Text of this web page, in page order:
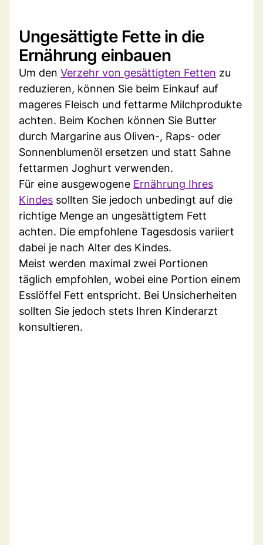
Ungesättigte Fette in die
Ernährung einbauen
Um den Verzehr von gesättigten Fetten zu
reduzieren, können Sie beim Einkauf auf
mageres Fleisch und fettarme Milchprodukte
achten. Beim Kochen können Sie Butter
durch Margarine aus Oliven-, Raps- oder
Sonnenblumenöl ersetzen und statt Sahne
fettarmen Joghurt verwenden.
Für eine ausgewogene Ernährung Ihres
Kindes sollten Sie jedoch unbedingt auf die
richtige Menge an ungesättigtem Fett
achten. Die empfohlene Tagesdosis variiert
dabei je nach Alter des Kindes.
Meist werden maximal zwei Portionen
täglich empfohlen, wobei eine Portion einem
Esslöffel Fett entspricht. Bei Unsicherheiten
sollten Sie jedoch stets Ihren Kinderarzt
konsultieren.